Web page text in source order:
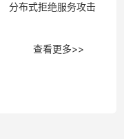
分布式拒绝服务攻击
查看更多>>